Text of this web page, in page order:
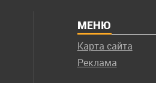
МЕНЮ
Карта сайта
Реклама